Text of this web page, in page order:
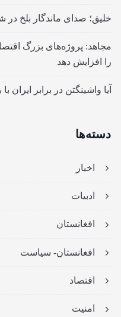
خلیق؛ صدای ماندگار بلخ در
مجاهد: پروژه‌های بزرگ
را افزایش دهد
آیا واشینگتن در برابر
دسته‌ها
اخبار
ادبیات
افغانستان
افغانستان- سیاست
اقتصاد
امنیت